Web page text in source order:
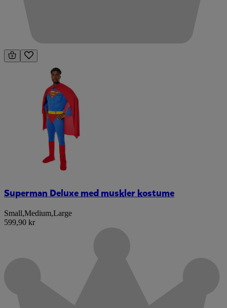
Superman Deluxe med muskler kostume
Small,Medium,Large
599,90 kr